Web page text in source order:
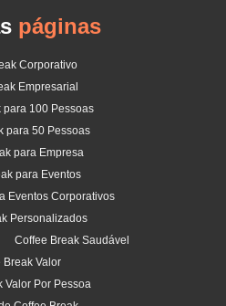
páginas
Corporativo
Empresarial
para 100 Pessoas
para 50 Pessoas
para Empresa
para Eventos
Eventos Corporativos
Personalizados
Coffee Break Saudável
Break Valor
Valor Por Pessoa